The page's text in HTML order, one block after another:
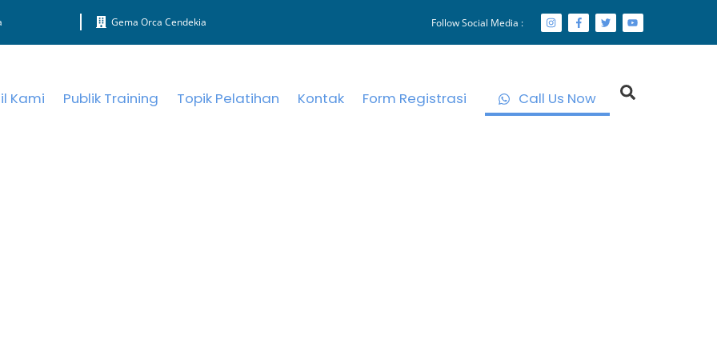
Gema Orca Cendekia Follow Social Media :
Kami Publik Training Topik Pelatihan Kontak Form Registrasi Call Us Now